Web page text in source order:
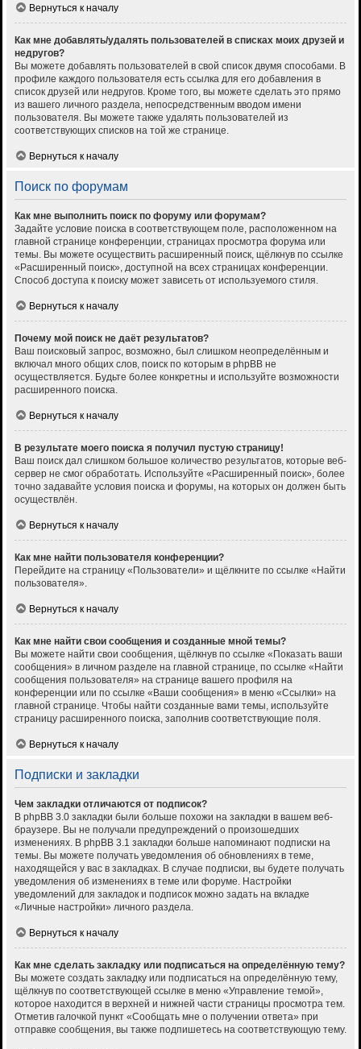
Вернуться к началу
Как мне добавлять/удалять пользователей в списках моих друзей и
недругов?
Вы можете добавлять пользователей в свой список двумя способами. В
профиле каждого пользователя есть ссылка для его добавления в
список друзей или недругов. Кроме того, вы можете сделать это прямо
из вашего личного раздела, непосредственным вводом имени
пользователя. Вы можете также удалять пользователей из
соответствующих списков на той же странице.
Вернуться к началу
Поиск по форумам
Как мне выполнить поиск по форуму или форумам?
Задайте условие поиска в соответствующем поле, расположенном на
главной странице конференции, страницах просмотра форума или
темы. Вы можете осуществить расширенный поиск, щёлкнув по ссылке
«Расширенный поиск», доступной на всех страницах конференции.
Способ доступа к поиску может зависеть от используемого стиля.
Вернуться к началу
Почему мой поиск не даёт результатов?
Ваш поисковый запрос, возможно, был слишком неопределённым и
включал много общих слов, поиск по которым в phpBB не
осуществляется. Будьте более конкретны и используйте возможности
расширенного поиска.
Вернуться к началу
В результате моего поиска я получил пустую страницу!
Ваш поиск дал слишком большое количество результатов, которые веб-
сервер не смог обработать. Используйте «Расширенный поиск», более
точно задавайте условия поиска и форумы, на которых он должен быть
осуществлён.
Вернуться к началу
Как мне найти пользователя конференции?
Перейдите на страницу «Пользователи» и щёлкните по ссылке «Найти
пользователя».
Вернуться к началу
Как мне найти свои сообщения и созданные мной темы?
Вы можете найти свои сообщения, щёлкнув по ссылке «Показать ваши
сообщения» в личном разделе на главной странице, по ссылке «Найти
сообщения пользователя» на странице вашего профиля на
конференции или по ссылке «Ваши сообщения» в меню «Ссылки» на
главной странице. Чтобы найти созданные вами темы, используйте
страницу расширенного поиска, заполнив соответствующие поля.
Вернуться к началу
Подписки и закладки
Чем закладки отличаются от подписок?
В phpBB 3.0 закладки были больше похожи на закладки в вашем веб-
браузере. Вы не получали предупреждений о произошедших
изменениях. В phpBB 3.1 закладки больше напоминают подписки на
темы. Вы можете получать уведомления об обновлениях в теме,
находящейся у вас в закладках. В случае подписки, вы будете получать
уведомления об изменениях в теме или форуме. Настройки
уведомлений для закладок и подписок можно задать на вкладке
«Личные настройки» личного раздела.
Вернуться к началу
Как мне сделать закладку или подписаться на определённую тему?
Вы можете создать закладку или подписаться на определённую тему,
щёлкнув по соответствующей ссылке в меню «Управление темой»,
которое находится в верхней и нижней части страницы просмотра тем.
Отметив галочкой пункт «Сообщать мне о получении ответа» при
отправке сообщения, вы также подпишетесь на соответствующую тему.